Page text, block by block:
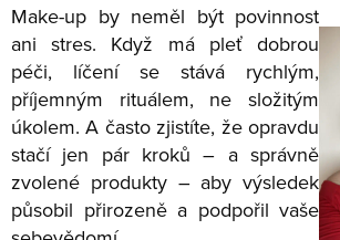
Make-up by neměl být povinnost
ani stres. Když má pleť dobrou
péči, líčení se stává rychlým,
příjemným rituálem, ne složitým
úkolem. A často zjistíte, že opravdu
stačí jen pár kroků – a správně
zvolené produkty – aby výsledek
působil přirozeně a podpořil vaše